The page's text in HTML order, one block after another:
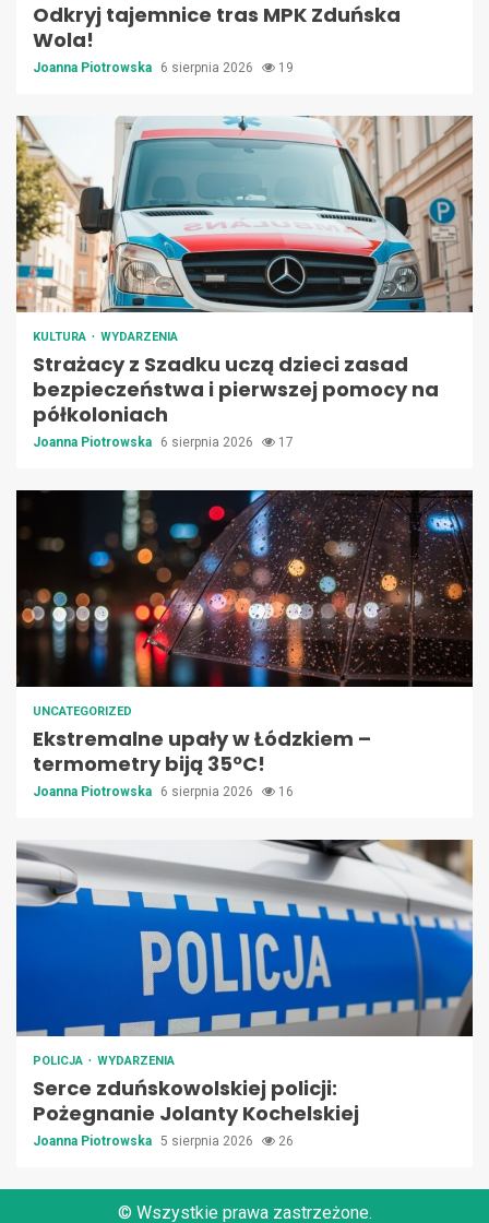
Odkryj tajemnice tras MPK Zduńska
Wola!
Joanna Piotrowska 6 sierpnia 2026 19
KULTURA WYDARZENIA
Strażacy z Szadku uczą dzieci zasad
bezpieczeństwa i pierwszej pomocy na
półkoloniach
Joanna Piotrowska 6 sierpnia 2026 17
UNCATEGORIZED
Ekstremalne upały w Łódzkiem –
termometry biją 35ºC!
Joanna Piotrowska 6 sierpnia 2026 16
POLICJA WYDARZENIA
Serce zduńskowolskiej policji:
Pożegnanie Jolanty Kochelskiej
Joanna Piotrowska 5 sierpnia 2026 26
© Wszystkie prawa zastrzeżone.